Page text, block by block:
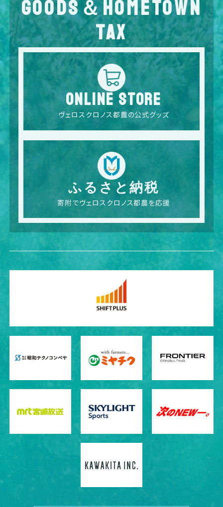
GOODS＆HOMETOWN
TAX
ONLINE STORE
ヴェロスクロノス都農の公式グッズ
ふるさと納税
寄附でヴェロスクロノス都農を応援